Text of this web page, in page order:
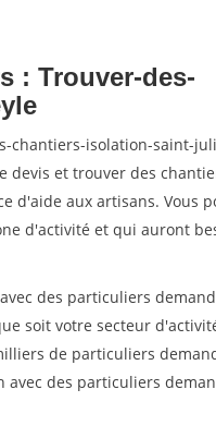
: Trouver-des-
chantiers-isolation-saint-
et trouver des
d'aide aux artisans. Vous
d'activité et qui auront
des particuliers
soit votre secteur
de particuliers
des particuliers